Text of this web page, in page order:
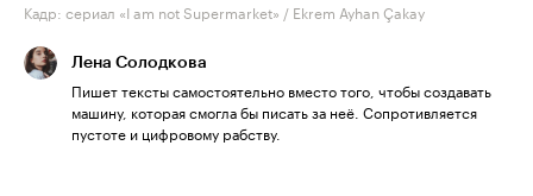
Кадр: сериал «I am not Supermarket» / Ekrem Ayhan Çakay
Лена Солодкова
Пишет тексты самостоятельно вместо того, чтобы создавать
машину, которая смогла бы писать за неё. Сопротивляется
пустоте и цифровому рабству.